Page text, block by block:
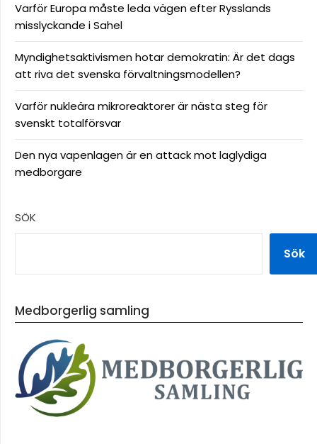
Varför Europa måste leda vägen efter Rysslands
misslyckande i Sahel
Myndighetsaktivismen hotar demokratin: Är det dags
att riva det svenska förvaltningsmodellen?
Varför nukleära mikroreaktorer är nästa steg för
svenskt totalförsvar
Den nya vapenlagen är en attack mot laglydiga
medborgare
SÖK
Sök
Medborgerlig samling